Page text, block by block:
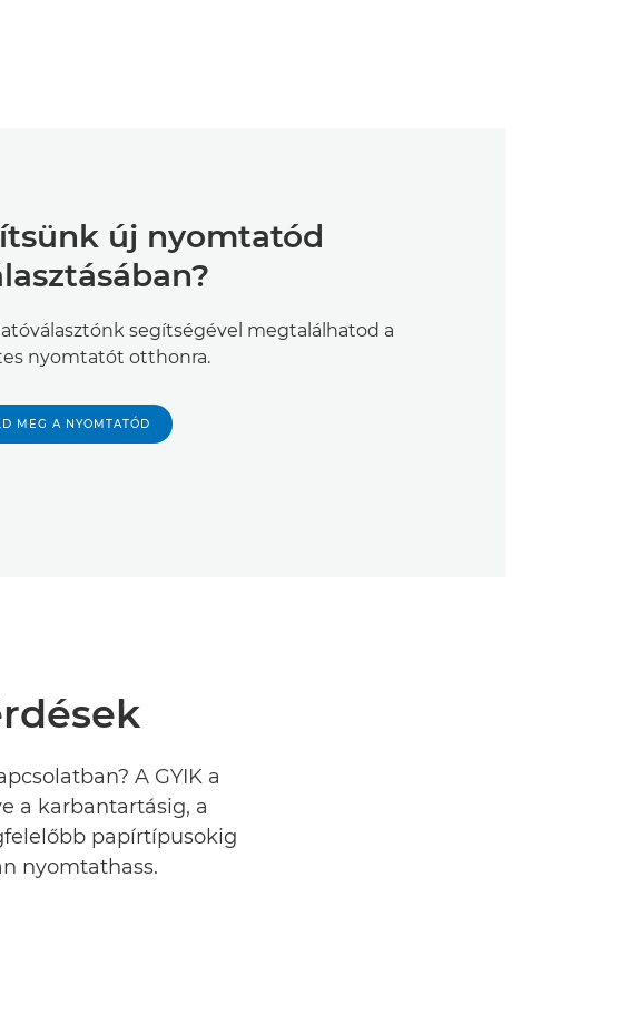
új nyomtatód
segítségével megtalálhatod a
nyomtatót otthonra.
MEG A NYOMTATÓD
A GYIK a
a karbantartásig, a
papírtípusokig
nyomtathass.